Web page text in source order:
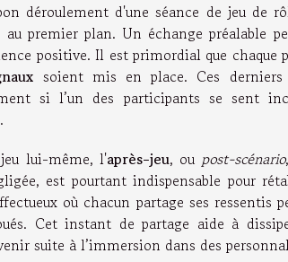
déroulement d'une séance de jeu de
au premier plan. Un échange préalable
positive. Il est primordial que
soient mis en place. Ces
si l’un des participants se sent
lui-même, l'après-jeu, ou post-scénario
est pourtant indispensable pour
où chacun partage ses
Cet instant de partage aide à
suite à l’immersion dans des